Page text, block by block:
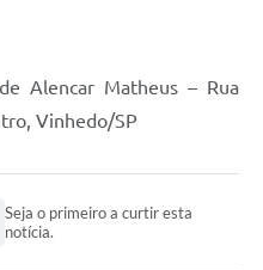
Alencar Matheus – Rua
Vinhedo/SP
Seja o primeiro a curtir esta
notícia.